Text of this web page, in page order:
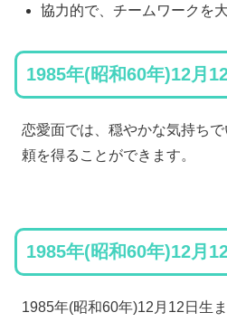
協力的で、チームワークを
1985年(昭和60年)12月
恋愛面では、穏やかな気持ち
頼を得ることができます。
1985年(昭和60年)12月
1985年(昭和60年)12月12日生